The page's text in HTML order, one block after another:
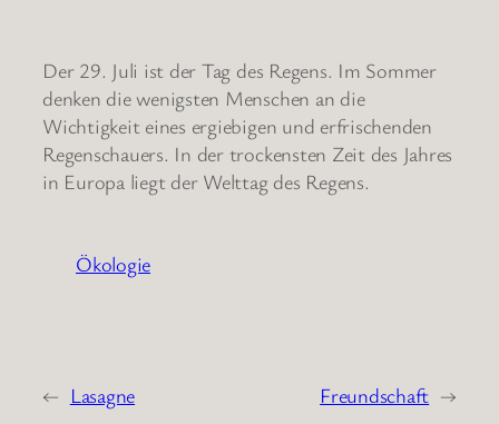
Der 29. Juli ist der Tag des Regens. Im Sommer
denken die wenigsten Menschen an die
Wichtigkeit eines ergiebigen und erfrischenden
Regenschauers. In der trockensten Zeit des Jahres
in Europa liegt der Welttag des Regens.
Ökologie
← Lasagne Freundschaft →